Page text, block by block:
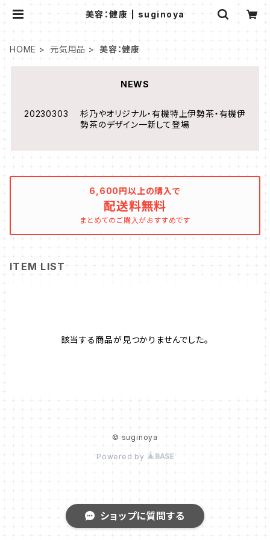
美容：健康 | suginoya
HOME 元気用品 美容：健康
NEWS
20230303 杉乃やオリジナル・有機特上伊勢茶・有機伊
勢茶のデザイン一新して登場
6,600円以上の購入で
配送料無料
まとめてのご購入がおすすめです
ITEM LIST
該当する商品が見つかりませんでした。
© suginoya
Powered by
ショップに質問する